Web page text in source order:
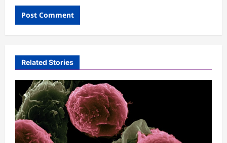
Related Stories